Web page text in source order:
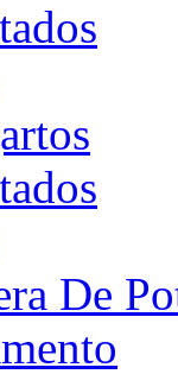
De